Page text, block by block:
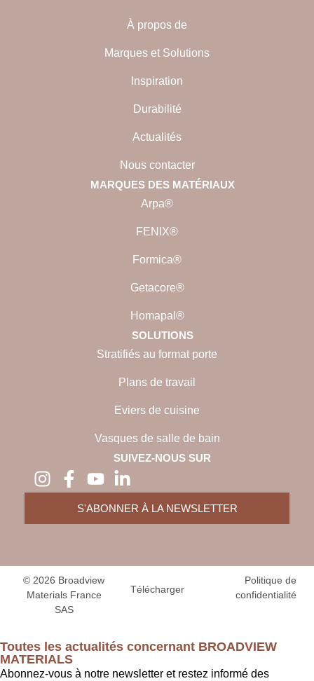
À propos de
Marques et Solutions
Inspiration
Durabilité
Actualités
Nous contacter
MARQUES DES MATÉRIAUX
Arpa®
FENIX®
Formica®
Getacore®
Homapal®
SOLUTIONS
Stratifiés au format porte
Plans de travail
Eviers de cuisine
Vasques de salle de bain
SUIVEZ-NOUS SUR
S'ABONNER À LA NEWSLETTER
© 2026 Broadview
Materials France
SAS
Télécharger
Politique de
confidentialité
Toutes les actualités concernant BROADVIEW
MATERIALS
Abonnez-vous à notre newsletter et restez informé des